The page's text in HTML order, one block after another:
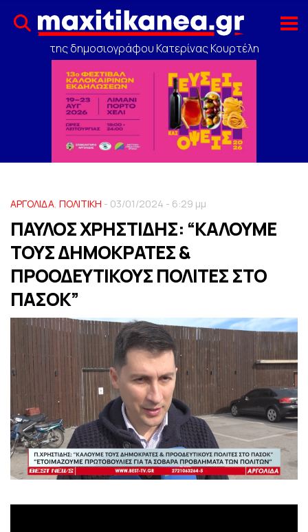
της δημοσιογράφου Κατερίνας Κουρτέλη
ΑΡΓΟΛΙΔΑ, ΠΟΛΙΤΙΚΗ - 03/01/2024 - 6:29 μμ
ΠΑΥΛΟΣ ΧΡΗΣΤΙΔΗΣ: “ΚΑΛΟΥΜΕ
ΤΟΥΣ ΔΗΜΟΚΡΑΤΕΣ &
ΠΡΟΟΔΕΥΤΙΚΟΥΣ ΠΟΛΙΤΕΣ ΣΤΟ
ΠΑΣΟΚ”